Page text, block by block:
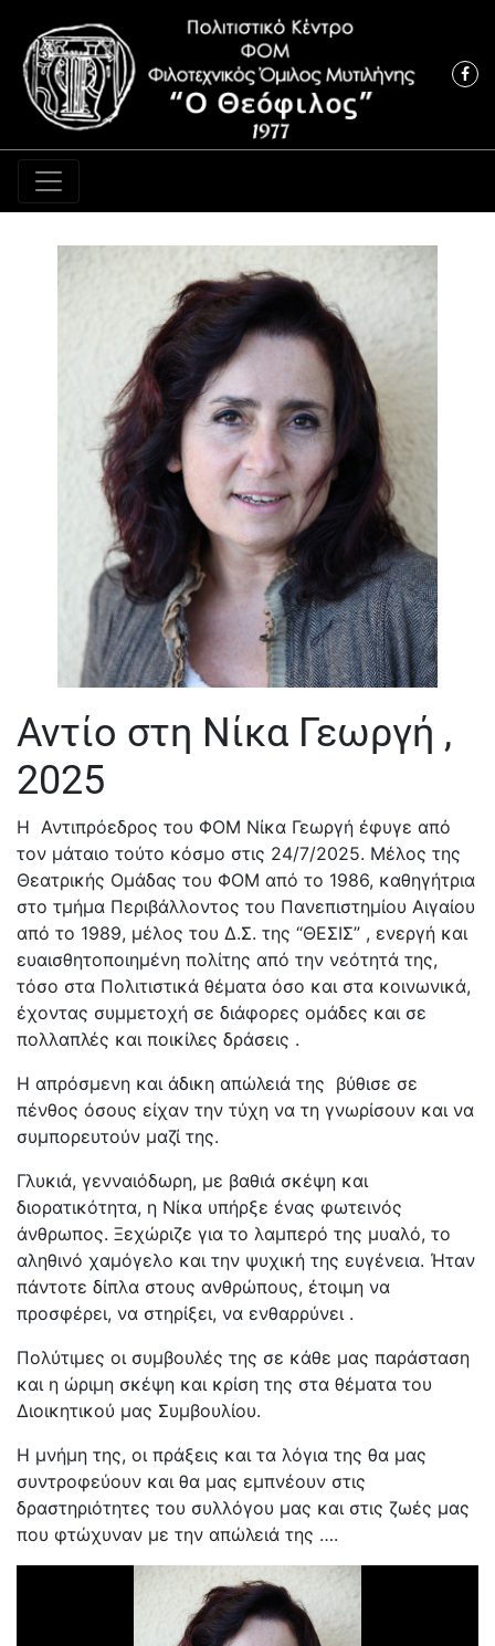
Κύρια πλοήγηση
Αντίο στη Νίκα Γεωργή ,
2025
Η Αντιπρόεδρος του ΦΟΜ Νίκα Γεωργή έφυγε από
τον μάταιο τούτο κόσμο στις 24/7/2025. Μέλος της
Θεατρικής Ομάδας του ΦΟΜ από το 1986, καθηγήτρια
στο τμήμα Περιβάλλοντος του Πανεπιστημίου Αιγαίου
από το 1989, μέλος του Δ.Σ. της “ΘΕΣΙΣ” , ενεργή και
ευαισθητοποιημένη πολίτης από την νεότητά της,
τόσο στα Πολιτιστικά θέματα όσο και στα κοινωνικά,
έχοντας συμμετοχή σε διάφορες ομάδες και σε
πολλαπλές και ποικίλες δράσεις .
Η απρόσμενη και άδικη απώλειά της βύθισε σε
πένθος όσους είχαν την τύχη να τη γνωρίσουν και να
συμπορευτούν μαζί της.
Γλυκιά, γενναιόδωρη, με βαθιά σκέψη και
διορατικότητα, η Νίκα υπήρξε ένας φωτεινός
άνθρωπος. Ξεχώριζε για το λαμπερό της μυαλό, το
αληθινό χαμόγελο και την ψυχική της ευγένεια. Ήταν
πάντοτε δίπλα στους ανθρώπους, έτοιμη να
προσφέρει, να στηρίξει, να ενθαρρύνει .
Πολύτιμες οι συμβουλές της σε κάθε μας παράσταση
και η ώριμη σκέψη και κρίση της στα θέματα του
Διοικητικού μας Συμβουλίου.
Η μνήμη της, οι πράξεις και τα λόγια της θα μας
συντροφεύουν και θα μας εμπνέουν στις
δραστηριότητες του συλλόγου μας και στις ζωές μας
που φτώχυναν με την απώλειά της ….